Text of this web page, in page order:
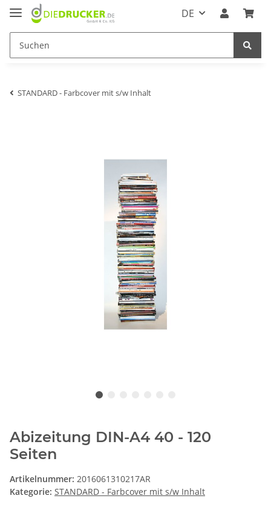
DE
STANDARD - Farbcover mit s/w Inhalt
Abizeitung DIN-A4 40 - 120
Seiten
Artikelnummer: 2016061310217AR
Kategorie: STANDARD - Farbcover mit s/w Inhalt